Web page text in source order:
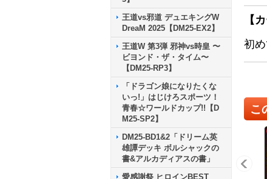
王道vs邪道 デュエキングW
DreaM 2025【DM25-EX2】
王道W 第3弾 邪神vs時皇 〜
ビヨンド・ザ・タイム〜
【DM25-RP3】
「ドラゴン娘になりたくな
いっ!」はじけろスポーツ！
青春☆ワールドカップ!!【D
M25-SP2】
DM25-BD1&2「ドリーム英
雄譚デッキ ボルシャックの
書&アルカディアスの書」
愛感謝祭 ヒロインBEST
【
初
こ